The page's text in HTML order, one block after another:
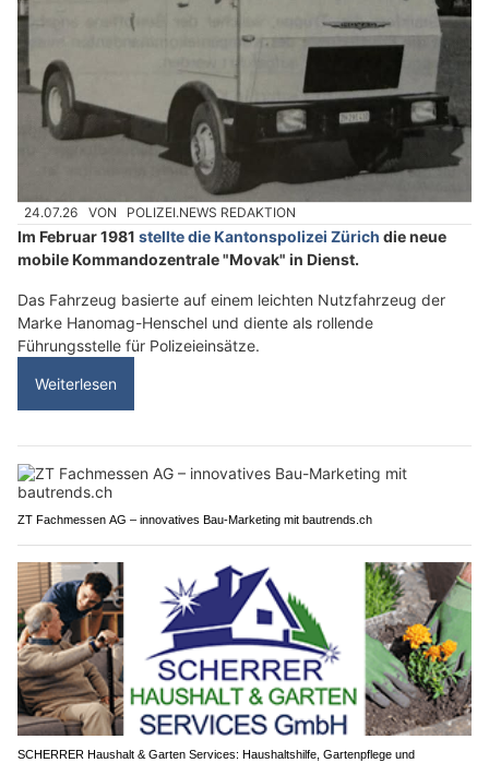
24.07.26 VON POLIZEI.NEWS REDAKTION
Im Februar 1981 stellte die Kantonspolizei Zürich die neue
mobile Kommandozentrale "Movak" in Dienst.
Das Fahrzeug basierte auf einem leichten Nutzfahrzeug der
Marke Hanomag-Henschel und diente als rollende
Führungsstelle für Polizeieinsätze.
Weiterlesen
ZT Fachmessen AG – innovatives Bau-Marketing mit bautrends.ch
SCHERRER Haushalt & Garten Services: Haushaltshilfe, Gartenpflege und